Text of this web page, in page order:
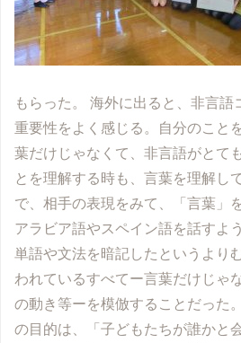
もらった。 海外に出ると、非言
重要性をよく感じる。自分のこと
葉だけじゃなくて、非言語がとて
とを理解する時も、言葉を理解し
で、相手の表現をみて、「言葉」
アラビア語やスペイン語を話すよ
単語や文法を暗記したというより
われているすべてー言葉だけじゃ
の動き等ーを模倣することだった
の目的は、「子どもたちが誰かと